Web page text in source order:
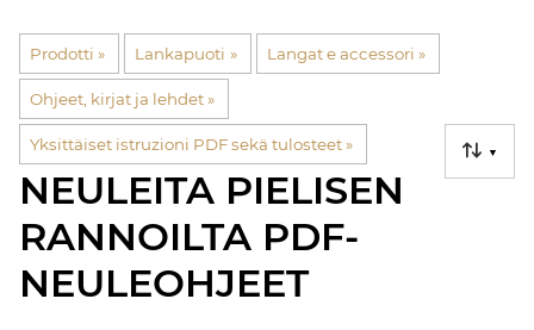
Prodotti ‪» Lankapuoti ‪» Langat e accessori ‪»
Ohjeet, kirjat ja lehdet‪»
Yksittäiset istruzioni PDF sekä tulosteet‪» ▼
NEULEITA PIELISEN
RANNOILTA PDF-
NEULEOHJEET